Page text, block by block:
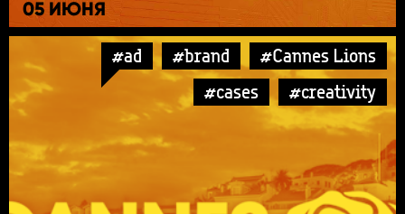
05 ИЮНЯ
#ad #brand
#Cannes Lions
#cases
#creativity